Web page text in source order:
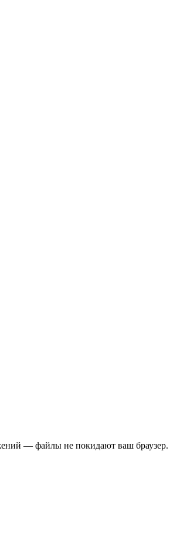
— файлы не покидают ваш браузер.